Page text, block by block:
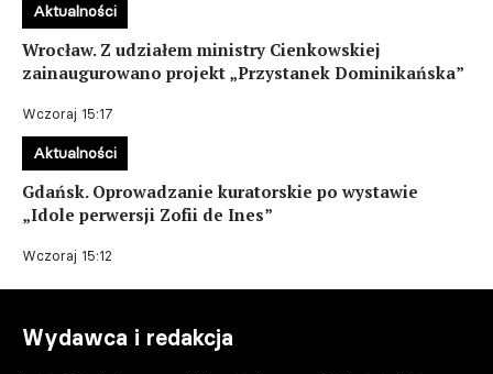
Wrocław. Z udziałem ministry Cienkowskiej
zainaugurowano projekt „Przystanek Dominikańska”
Wczoraj 15:17
Aktualności
Gdańsk. Oprowadzanie kuratorskie po wystawie
„Idole perwersji Zofii de Ines”
Wczoraj 15:12
Aktualności
Wydawca i redakcja